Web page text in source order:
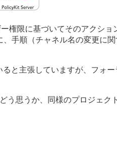
権限に基づいてそのアクシ
手順（チャネル名の変更に
と主張していますが、フォ
思うか、同様のプロジェク